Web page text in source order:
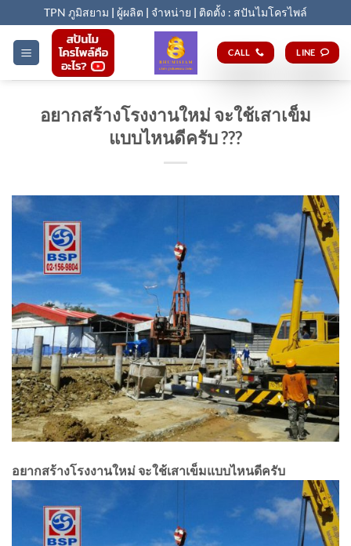
to
content
TPN ภูมิสยาม | ผู้ผลิต | จำหน่าย | ติดตั้ง : สปันไมโครไพล์
CALL LINE
อยากสร้างโรงงานใหม่ จะใช้เสาเข็ม
แบบไหนดีครับ ???
อยากสร้างโรงงานใหม่ จะใช้เสาเข็มแบบไหนดีครับ